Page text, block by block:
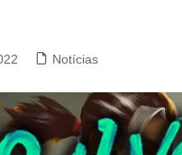
Notícias